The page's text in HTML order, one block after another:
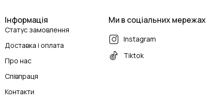
Інформація
Статус замовлення
Доставка і оплата
Про нас
Співпраця
Контакти
Ми в соціальних мережах
Instagram
Tiktok